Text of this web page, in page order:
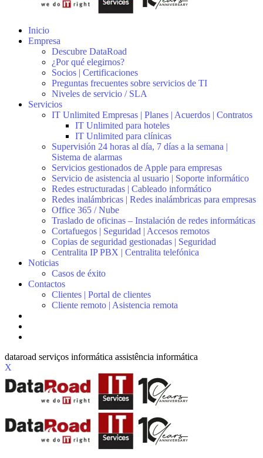
Inicio
Empresa
Descubre DataRoad
¿Por qué elegirnos?
Socios | Certificaciones
Preguntas frecuentes sobre servicios de TI
Niveles de servicio / SLA
Servicios
IT Unlimited Empresas | Planes | Acuerdos | Contratos
IT Unlimited para hoteles
IT Unlimited para clínicas
Supervisión 24 horas al día, 7 días a la semana |
Sistema de alarmas
Servicios gestionados de Apple para empresas
Servicio de asistencia al usuario | Soporte informático
Redes estructuradas | Cableado informático
Redes inalámbricas | Redes inalámbricas para empresas
Office 365 / Nube
Traslado de oficinas – Instalación de redes informáticas
Cortafuegos | Seguridad | Accesos remotos
Copias de seguridad gestionadas | Seguridad
Centralita IP PBX | Centralita telefónica
Noticias
Casos de éxito
Contactos
Clientes | Portal de clientes
Cliente remoto | Asistencia remota
X